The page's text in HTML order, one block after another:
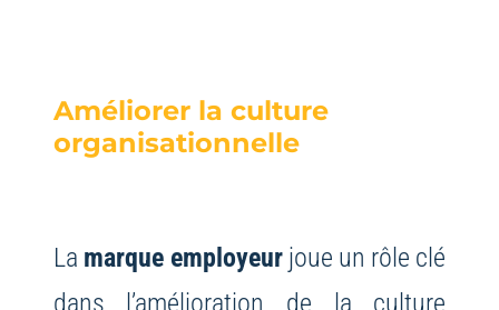
Améliorer la culture
organisationnelle
La marque employeur joue un rôle clé
dans l’amélioration de la culture